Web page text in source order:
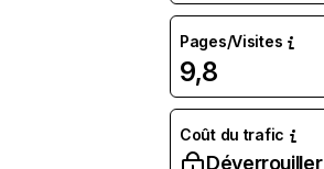
Pages/Visites
9,8
Coût du trafic
Déverrouiller